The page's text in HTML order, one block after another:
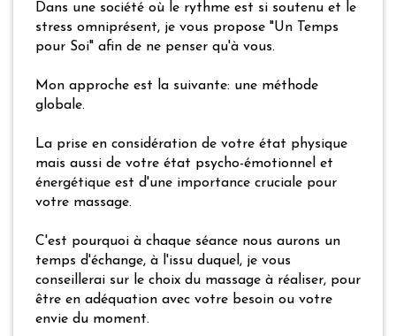
Dans une société où le rythme est si soutenu et le
stress omniprésent, je vous propose "Un Temps
pour Soi" afin de ne penser qu'à vous.
Mon approche est la suivante: une méthode
globale.
La prise en considération de votre état physique
mais aussi de votre état psycho-émotionnel et
énergétique est d'une importance cruciale pour
votre massage.
C'est pourquoi à chaque séance nous aurons un
temps d'échange, à l'issu duquel, je vous
conseillerai sur le choix du massage à réaliser, pour
être en adéquation avec votre besoin ou votre
envie du moment.